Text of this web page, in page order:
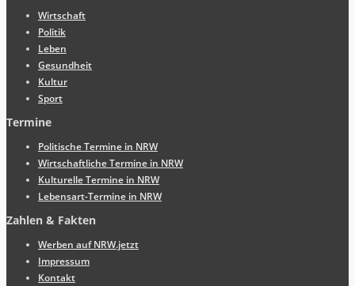
Wirtschaft
Politik
Leben
Gesundheit
Kultur
Sport
Termine
Politische Termine in NRW
Wirtschaftliche Termine in NRW
Kulturelle Termine in NRW
Lebensart-Termine in NRW
Zahlen & Fakten
Werben auf NRW.jetzt
Impressum
Kontakt